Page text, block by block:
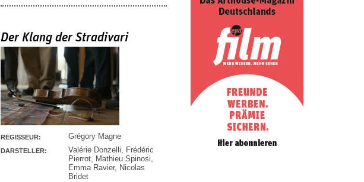
Der Klang der Stradivari
REGISSEUR: Grégory Magne
DARSTELLER: Valérie Donzelli, Frédéric
Pierrot, Mathieu Spinosi,
Emma Ravier, Nicolas
Bridet